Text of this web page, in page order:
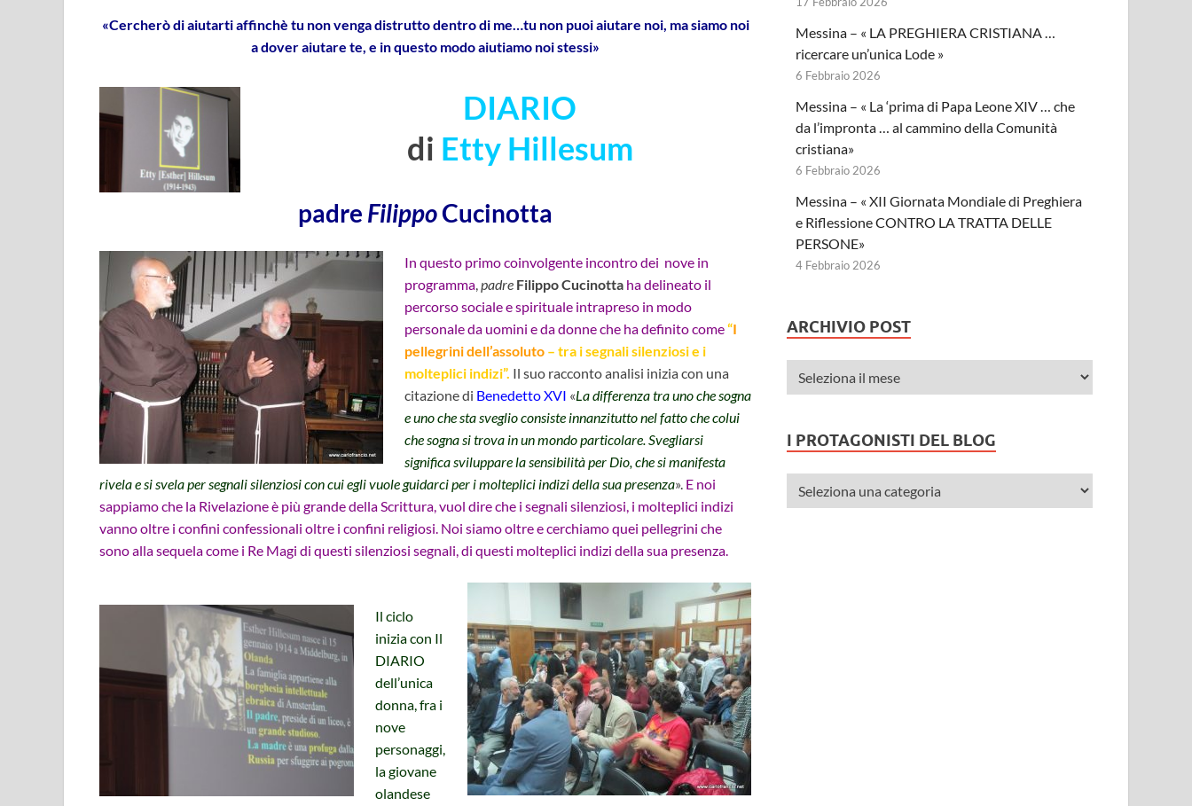
«Cercherò di aiutarti affinchè tu non venga distrutto dentro di me…tu non puoi aiutare noi, ma siamo noi
a dover aiutare te, e in questo modo aiutiamo noi stessi»
DIARIO
di Etty Hillesum
padre FilippoCucinotta
In questo primo coinvolgente incontro dei nove in
programma,padre FilippoCucinotta ha delineato il
percorso sociale e spirituale intrapreso in modo
personale da uomini e da donne che ha definito come“I
pellegrini dell’assoluto – tra i segnali silenziosi e i
molteplici indizi”. Il suo racconto analisi inizia con una
citazione di Benedetto XVI «La differenza tra uno che sogna
e uno che sta sveglio consiste innanzitutto nel fatto che colui
che sogna si trova in un mondo particolare. Svegliarsi
significa sviluppare la sensibilità per Dio, che si manifesta
rivela e si svela per segnali silenziosi con cui egli vuole guidarci per i molteplici indizi della sua presenza». E noi
sappiamo che la Rivelazione è più grande della Scrittura, vuol dire che i segnali silenziosi, i molteplici indizi
vanno oltre i confini confessionali oltre i confini religiosi. Noi siamo oltre e cerchiamo quei pellegrini che
sono alla sequela come i Re Magi di questi silenziosi segnali, di questi molteplici indizi della sua presenza.
Il ciclo
inizia con Il
DIARIO
dell’unica
donna, fra i
nove
personaggi,
la giovane
olandese
Messina – « LA PREGHIERA CRISTIANA …
ricercare un’unica Lode »
6 Febbraio 2026
Messina – « La ‘prima di Papa Leone XIV … che
da l’impronta … al cammino della Comunità
cristiana»
6 Febbraio 2026
Messina – « XII Giornata Mondiale di Preghiera
e Riflessione CONTRO LA TRATTA DELLE
PERSONE»
4 Febbraio 2026
ARCHIVIO POST
I PROTAGONISTI DEL BLOG